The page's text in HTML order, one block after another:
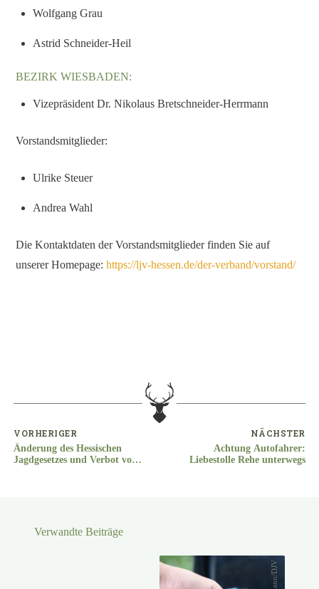
Wolfgang Grau
Astrid Schneider-Heil
BEZIRK WIESBADEN:
Vizepräsident Dr. Nikolaus Bretschneider-Herrmann
Vorstandsmitglieder:
Ulrike Steuer
Andrea Wahl
Die Kontaktdaten der Vorstandsmitglieder finden Sie auf
unserer Homepage:https://ljv-hessen.de/der-verband/vorstand/
VORHERIGER
Änderung des Hessischen
Jagdgesetzes und Verbot von
NÄCHSTER
Achtung Autofahrer:
Liebestolle Rehe unterwegs
Verwandte Beiträge